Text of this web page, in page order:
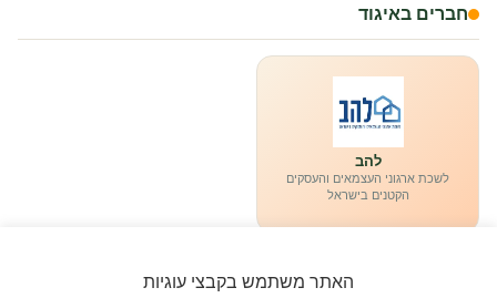
חברים באיגוד
להב
לשכת ארגוני העצמאים והעסקים
הקטנים בישראל
האתר משתמש בקבצי עוגיות